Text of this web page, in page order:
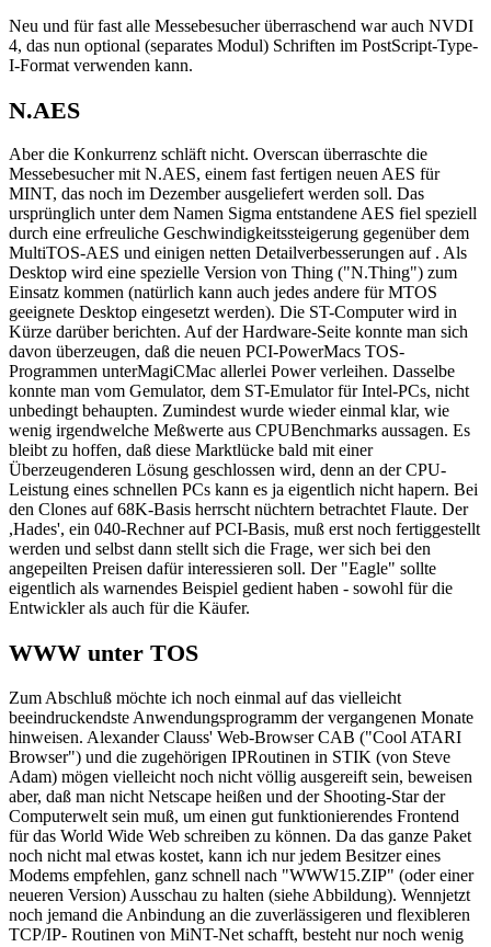
Neu und für fast alle Messebesucher überraschend war auch NVDI
4, das nun optional (separates Modul) Schriften im PostScript-Type-
I-Format verwenden kann.
N.AES
Aber die Konkurrenz schläft nicht. Overscan überraschte die
Messebesucher mit N.AES, einem fast fertigen neuen AES für
MINT, das noch im Dezember ausgeliefert werden soll. Das
ursprünglich unter dem Namen Sigma entstandene AES fiel speziell
durch eine erfreuliche Geschwindigkeitssteigerung gegenüber dem
MultiTOS-AES und einigen netten Detailverbesserungen auf . Als
Desktop wird eine spezielle Version von Thing ("N.Thing") zum
Einsatz kommen (natürlich kann auch jedes andere für MTOS
geeignete Desktop eingesetzt werden). Die ST-Computer wird in
Kürze darüber berichten. Auf der Hardware-Seite konnte man sich
davon überzeugen, daß die neuen PCI-PowerMacs TOS-
Programmen unterMagiCMac allerlei Power verleihen. Dasselbe
konnte man vom Gemulator, dem ST-Emulator für Intel-PCs, nicht
unbedingt behaupten. Zumindest wurde wieder einmal klar, wie
wenig irgendwelche Meßwerte aus CPUBenchmarks aussagen. Es
bleibt zu hoffen, daß diese Marktlücke bald mit einer
Überzeugenderen Lösung geschlossen wird, denn an der CPU-
Leistung eines schnellen PCs kann es ja eigentlich nicht hapern. Bei
den Clones auf 68K-Basis herrscht nüchtern betrachtet Flaute. Der
,Hades', ein 040-Rechner auf PCI-Basis, muß erst noch fertiggestellt
werden und selbst dann stellt sich die Frage, wer sich bei den
angepeilten Preisen dafür interessieren soll. Der "Eagle" sollte
eigentlich als warnendes Beispiel gedient haben - sowohl für die
Entwickler als auch für die Käufer.
WWW unter TOS
Zum Abschluß möchte ich noch einmal auf das vielleicht
beeindruckendste Anwendungsprogramm der vergangenen Monate
hinweisen. Alexander Clauss' Web-Browser CAB ("Cool ATARI
Browser") und die zugehörigen IPRoutinen in STIK (von Steve
Adam) mögen vielleicht noch nicht völlig ausgereift sein, beweisen
aber, daß man nicht Netscape heißen und der Shooting-Star der
Computerwelt sein muß, um einen gut funktionierendes Frontend
für das World Wide Web schreiben zu können. Da das ganze Paket
noch nicht mal etwas kostet, kann ich nur jedem Besitzer eines
Modems empfehlen, ganz schnell nach "WWW15.ZIP" (oder einer
neueren Version) Ausschau zu halten (siehe Abbildung). Wennjetzt
noch jemand die Anbindung an die zuverlässigeren und flexibleren
TCP/IP- Routinen von MiNT-Net schafft, besteht nur noch wenig